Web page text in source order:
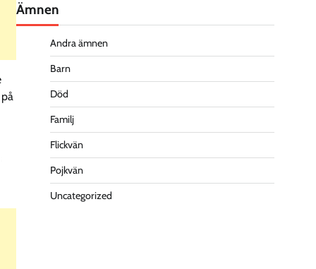
Ämnen
Andra ämnen
Barn
Död
Familj
Flickvän
Pojkvän
Uncategorized